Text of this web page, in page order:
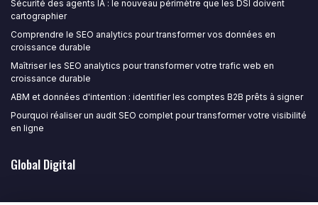
Sécurité des agents IA : le nouveau périmètre que les DSI doivent
cartographier
Comprendre le SEO analytics pour transformer vos données en
croissance durable
Maîtriser les SEO analytics pour transformer votre trafic web en
croissance durable
ABM et données d'intention : identifier les comptes B2B prêts à signer
Pourquoi réaliser un audit SEO complet pour transformer votre visibilité
en ligne
Global Digital